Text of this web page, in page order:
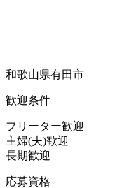
和歌山県有田市
歓迎条件
フリーター歓迎
主婦(夫)歓迎
長期歓迎
応募資格